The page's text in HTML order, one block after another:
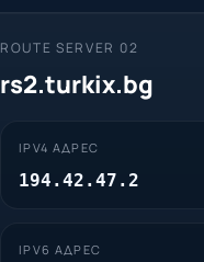
ROUTE SERVER 02
rs2.turkix.bg
IPV4 АДРЕС
194.42.47.2
IPV6 АДРЕС